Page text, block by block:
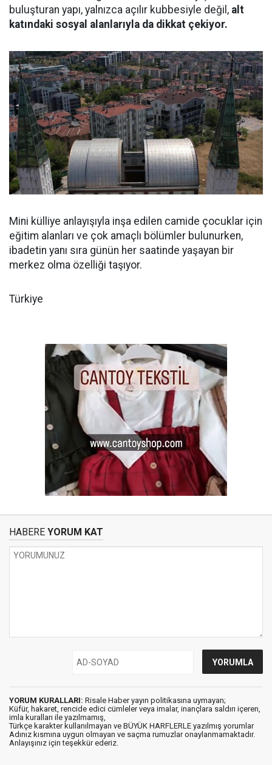
buluşturan yapı, yalnızca açılır kubbesiyle değil, alt
katındaki sosyal alanlarıyla da dikkat çekiyor.
Mini külliye anlayışıyla inşa edilen camide çocuklar için
eğitim alanları ve çok amaçlı bölümler bulunurken,
ibadetin yanı sıra günün her saatinde yaşayan bir
merkez olma özelliği taşıyor.
Türkiye
HABERE YORUM KAT
YORUM KURALLARI: Risale Haber yayın politikasına uymayan;
Küfür, hakaret, rencide edici cümleler veya imalar, inançlara saldırı içeren,
imla kuralları ile yazılmamış,
Türkçe karakter kullanılmayan ve BÜYÜK HARFLERLE yazılmış yorumlar
Adınız kısmına uygun olmayan ve saçma rumuzlar onaylanmamaktadır.
Anlayışınız için teşekkür ederiz.